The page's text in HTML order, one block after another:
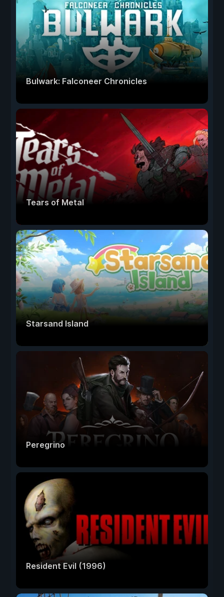
Bulwark: Falconeer Chronicles
Tears of Metal
Starsand Island
Peregrino
Resident Evil (1996)